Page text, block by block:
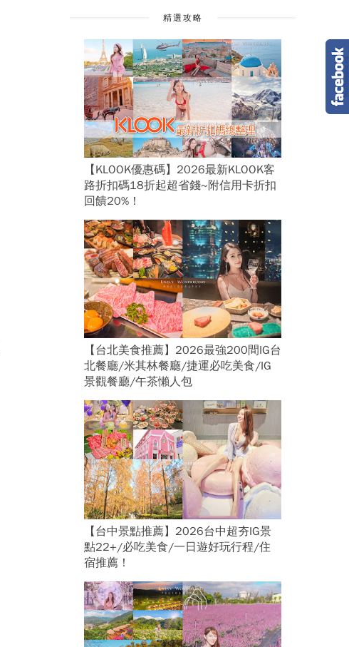
精選攻略
【KLOOK優惠碼】2026最新KLOOK客
路折扣碼18折起超省錢~附信用卡折扣
回饋20%！
【台北美食推薦】2026最強200間IG台
北餐廳/米其林餐廳/捷運必吃美食/IG
景觀餐廳/午茶懶人包
【台中景點推薦】2026台中超夯IG景
點22+/必吃美食/一日遊好玩行程/住
宿推薦！